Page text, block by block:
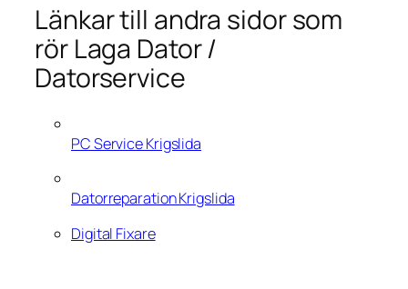
Länkar till andra sidor som
rör Laga Dator /
Datorservice
PC Service Krigslida
Datorreparation Krigslida
Digital Fixare